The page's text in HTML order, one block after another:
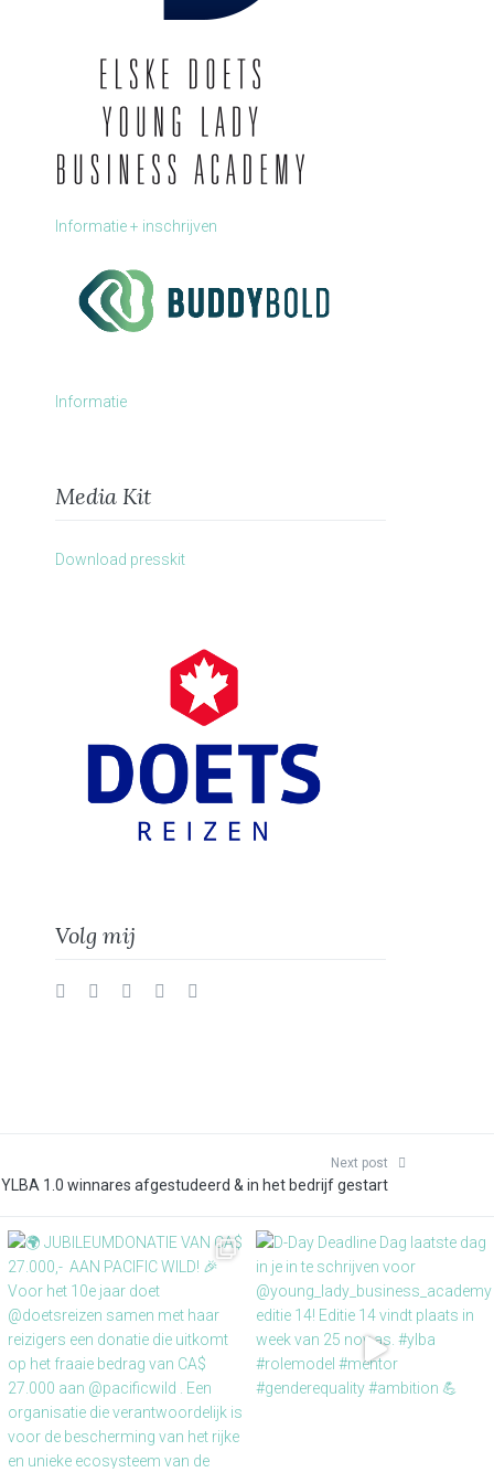
Informatie + inschrijven
Informatie
Media Kit
Download presskit
Volg mij
TwitterFacebookInstagram
Vimeo
Next post
YLBA 1.0 winnares afgestudeerd & in het bedrijf gestart